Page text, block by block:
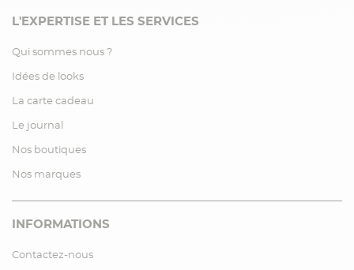
L'EXPERTISE ET LES SERVICES
Qui sommes nous ?
Idées de looks
La carte cadeau
Le journal
Nos boutiques
Nos marques
INFORMATIONS
Contactez-nous